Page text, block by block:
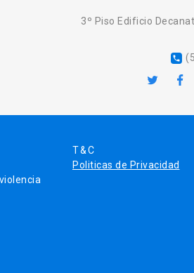
3º Piso Edificio
local_phone
T&C
Politicas de Privacidad